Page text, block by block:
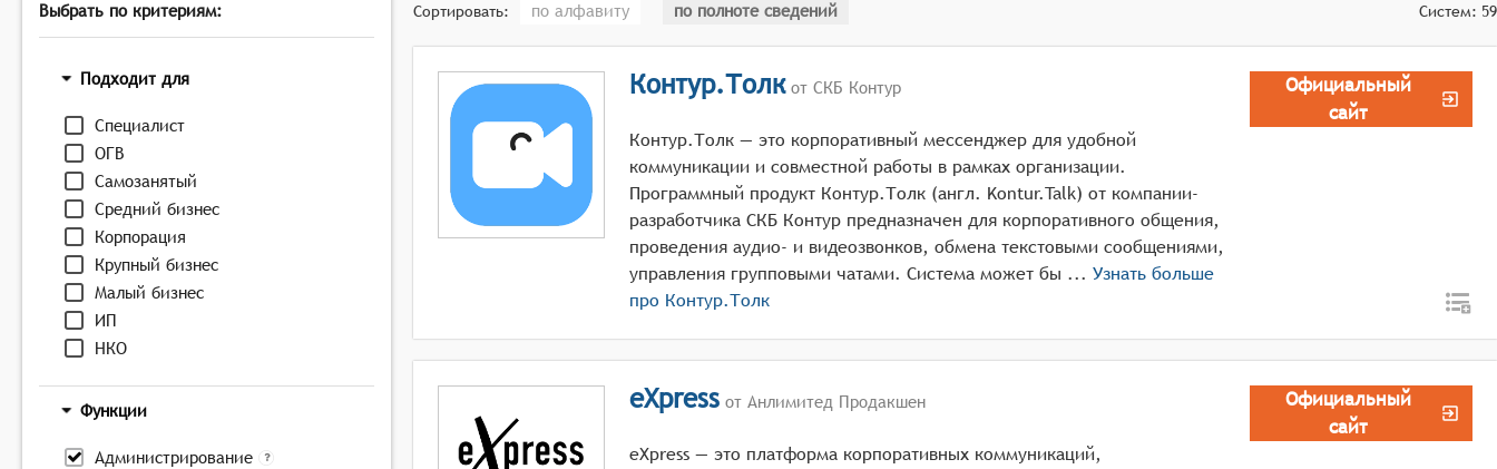
Выбрать по критериям:
Подходит для
Специалист
ОГВ
Самозанятый
Средний бизнес
Корпорация
Крупный бизнес
Малый бизнес
ИП
НКО
Функции
Администрирование
Сортировать: по алфавиту по полноте сведений Систем: 59
Контур.Толкот СКБ Контур
Контур.Толк — это корпоративный мессенджер для удобной
коммуникации и совместной работы в рамках организации.
Программный продукт Контур.Толк (англ. Kontur.Talk) от компании-
разработчика СКБ Контур предназначен для корпоративного общения,
проведения аудио- и видеозвонков, обмена текстовыми сообщениями,
управления групповыми чатами. Система может бы ... Узнать больше
про Контур.Толк
Официальный
сайт
eXpress от Анлимитед Продакшен
eXpress — это платформа корпоративных коммуникаций,
Официальный
сайт